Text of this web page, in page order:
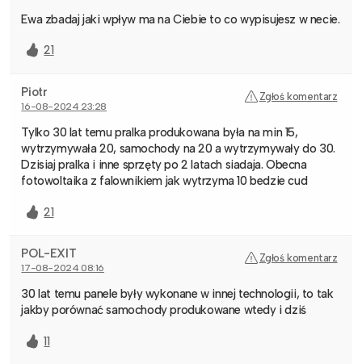
Ewa zbadaj jaki wpływ ma na Ciebie to co wypisujesz w necie.
21
Piotr
16-08-2024 23:28
Zgłoś komentarz
Tylko 30 lat temu pralka produkowana była na min 15,
wytrzymywała 20, samochody na 20 a wytrzymywały do 30.
Dzisiaj pralka i inne sprzęty po 2 latach siadaja. Obecna
fotowoltaika z falownikiem jak wytrzyma 10 bedzie cud
21
POL-EXIT
17-08-2024 08:16
Zgłoś komentarz
30 lat temu panele były wykonane w innej technologii, to tak
jakby porównać samochody produkowane wtedy i dziś
11